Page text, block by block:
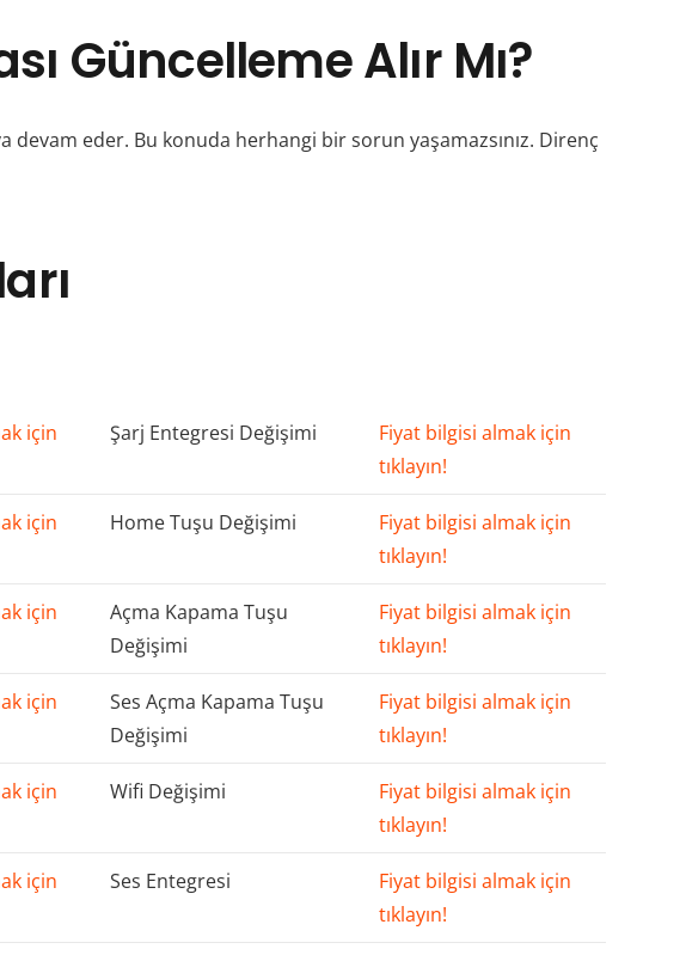
Güncelleme Alır Mı?
eder. Bu konuda herhangi bir sorun yaşamazsınız. Direnç
için
Şarj Entegresi Değişimi
Fiyat bilgisi almak için
tıklayın!
için
Home Tuşu Değişimi
Fiyat bilgisi almak için
tıklayın!
için
Açma Kapama Tuşu
Değişimi
Fiyat bilgisi almak için
tıklayın!
için
Ses Açma Kapama Tuşu
Değişimi
Fiyat bilgisi almak için
tıklayın!
için
Wifi Değişimi
Fiyat bilgisi almak için
tıklayın!
için
Ses Entegresi
Fiyat bilgisi almak için
tıklayın!